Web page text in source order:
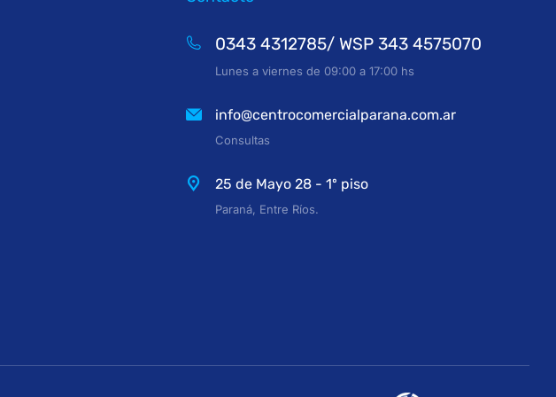
0343 4312785/ WSP 343 4575070
Lunes a viernes de 09:00 a 17:00 hs
info@centrocomercialparana.com.ar
Consultas
25 de Mayo 28 - 1º piso
Paraná, Entre Ríos.